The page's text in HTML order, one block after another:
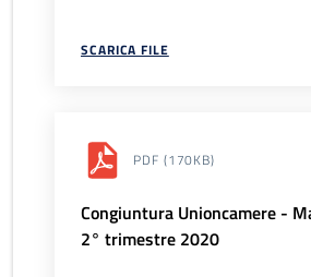
SCARICA FILE
PDF (170KB)
Congiuntura Unioncamere -
2° trimestre 2020